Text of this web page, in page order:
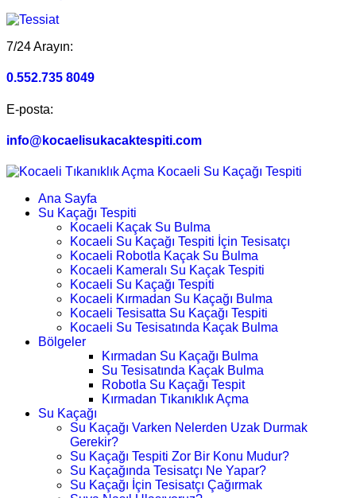
7/24 Arayın:
0.552.735 8049
E-posta:
info@kocaelisukacaktespiti.com
Ana Sayfa
Su Kaçağı Tespiti
Kocaeli Kaçak Su Bulma
Kocaeli Su Kaçağı Tespiti İçin Tesisatçı
Kocaeli Robotla Kaçak Su Bulma
Kocaeli Kameralı Su Kaçak Tespiti
Kocaeli Su Kaçağı Tespiti
Kocaeli Kırmadan Su Kaçağı Bulma
Kocaeli Tesisatta Su Kaçağı Tespiti
Kocaeli Su Tesisatında Kaçak Bulma
Bölgeler
Kırmadan Su Kaçağı Bulma
Su Tesisatında Kaçak Bulma
Robotla Su Kaçağı Tespit
Kırmadan Tıkanıklık Açma
Su Kaçağı
Su Kaçağı Varken Nelerden Uzak Durmak
Gerekir?
Su Kaçağı Tespiti Zor Bir Konu Mudur?
Su Kaçağında Tesisatçı Ne Yapar?
Su Kaçağı İçin Tesisatçı Çağırmak